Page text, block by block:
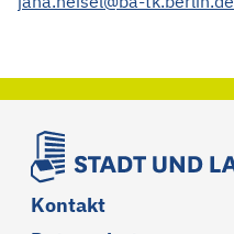
Kontakt